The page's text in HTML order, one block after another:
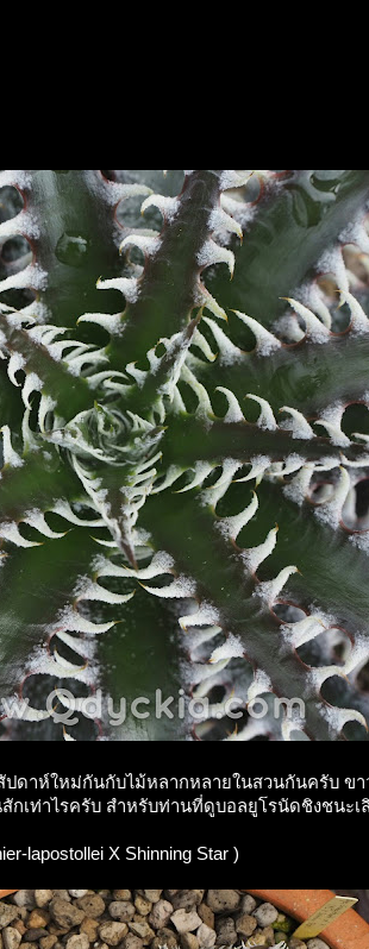
ดาห์ใหม่กันกับไม้หลากหลายในสวนกันครับ ขา
กเท่าไรครับ สำหรับท่านที่ดูบอลยูโรนัดชิงชนะเ
lapostollei X Shinning Star )